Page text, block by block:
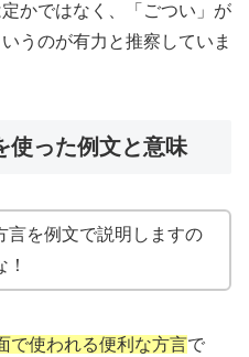
かではなく、「ごつい」が
うのが有力と推察していま
使った例文と意味
言を例文で説明しますの
で使われる便利な方言で